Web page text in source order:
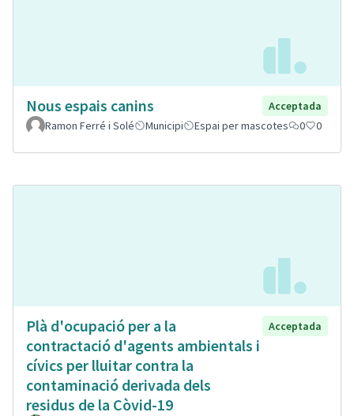
Nous espais canins
Acceptada
Ramon Ferré i Solé
Municipi Espai per mascotes 0 0
Plà d'ocupació per a la
contractació d'agents ambientals i
cívics per lluitar contra la
contaminació derivada dels
residus de la Còvid-19
Acceptada